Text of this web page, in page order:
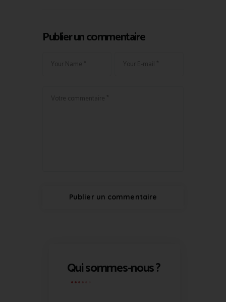
Publier un commentaire
Qui sommes-nous ?